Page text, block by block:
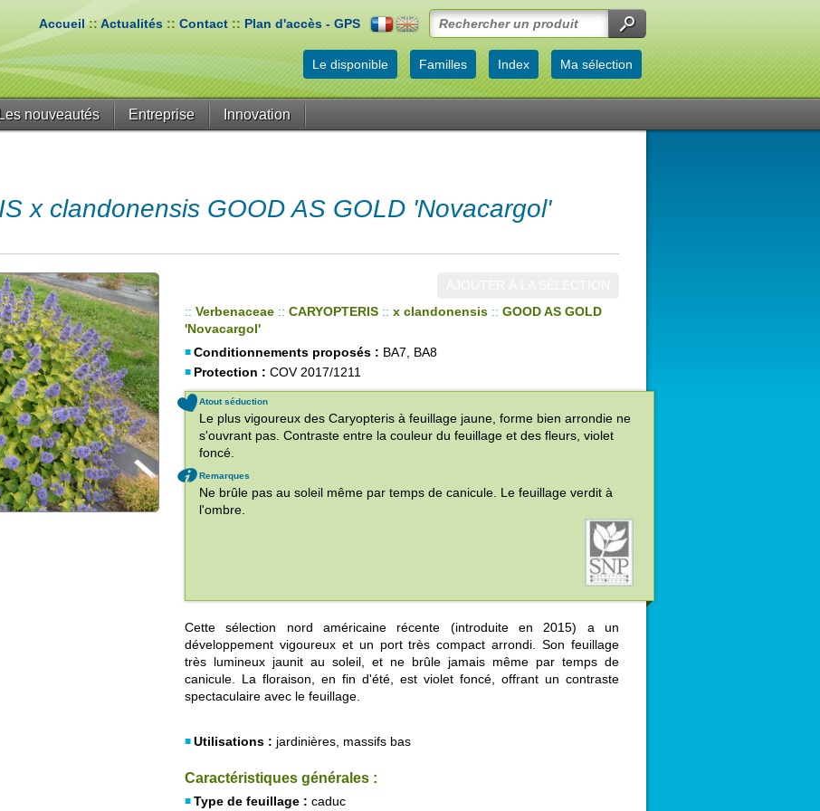
Accueil::Actualités :: Contact :: Plan d'accès - GPS
Le disponible Familles Index Ma sélection
Les nouveautés Entreprise Innovation
x clandonensis GOOD AS GOLD 'Novacargol'
:: Verbenaceae :: CARYOPTERIS :: x clandonensis :: GOOD AS GOLD
'Novacargol'
Conditionnements proposés : BA7, BA8
Protection : COV 2017/1211
Atout séduction
Le plus vigoureux des Caryopteris à feuillage jaune, forme bien arrondie ne
s'ouvrant pas. Contraste entre la couleur du feuillage et des fleurs, violet
foncé.
Remarques
Ne brûle pas au soleil même par temps de canicule. Le feuillage verdit à
l'ombre.
Cette sélection nord américaine récente (introduite en 2015) a un
développement vigoureux et un port très compact arrondi. Son feuillage
très lumineux jaunit au soleil, et ne brûle jamais même par temps de
canicule. La floraison, en fin d'été, est violet foncé, offrant un contraste
spectaculaire avec le feuillage.
Utilisations : jardinières, massifs bas
Caractéristiques générales :
Type de feuillage : caduc